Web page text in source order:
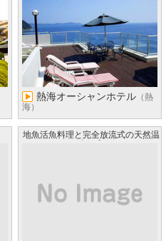
熱海オーシャンホテル （熱
海）
地魚活魚料理と完全放流式の天然温